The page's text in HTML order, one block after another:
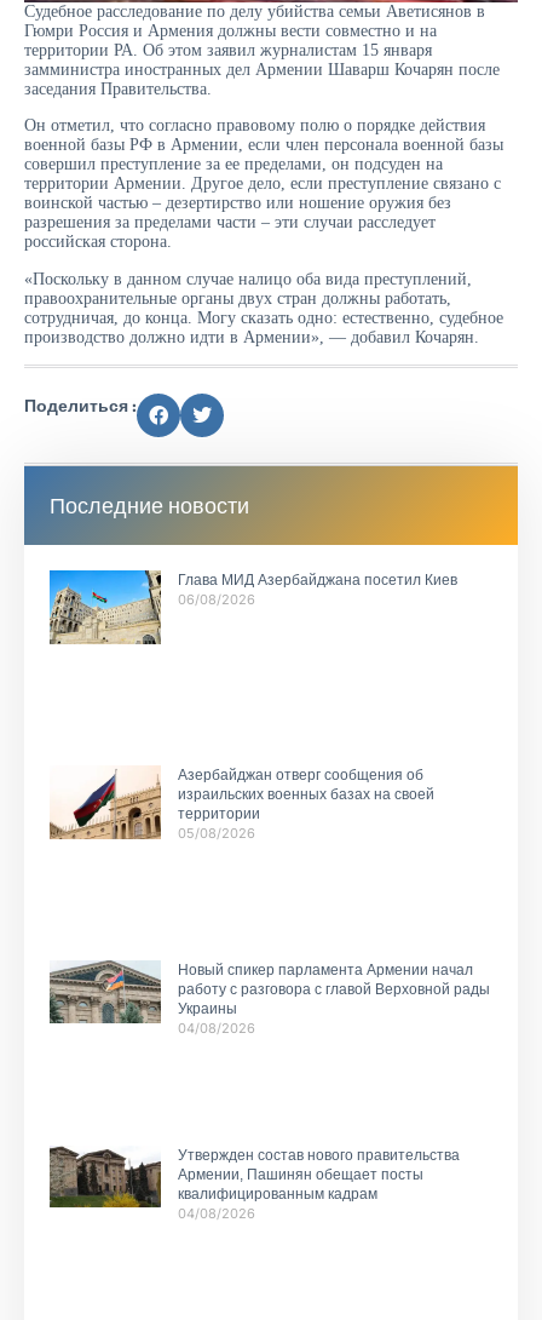
Судебное расследование по делу убийства семьи Аветисянов в
Гюмри Россия и Армения должны вести совместно и на
территории РА. Об этом заявил журналистам 15 января
замминистра иностранных дел Армении Шаварш Кочарян после
заседания Правительства.
Он отметил, что согласно правовому полю о порядке действия
военной базы РФ в Армении, если член персонала военной базы
совершил преступление за ее пределами, он подсуден на
территории Армении. Другое дело, если преступление связано с
воинской частью – дезертирство или ношение оружия без
разрешения за пределами части – эти случаи расследует
российская сторона.
«Поскольку в данном случае налицо оба вида преступлений,
правоохранительные органы двух стран должны работать,
сотрудничая, до конца. Могу сказать одно: естественно, судебное
производство должно идти в Армении», — добавил Кочарян.
Поделиться :
Последние новости
Глава МИД Азербайджана посетил Киев
06/08/2026
Азербайджан отверг сообщения об
израильских военных базах на своей
территории
05/08/2026
Новый спикер парламента Армении начал
работу с разговора с главой Верховной рады
Украины
04/08/2026
Утвержден состав нового правительства
Армении, Пашинян обещает посты
квалифицированным кадрам
04/08/2026